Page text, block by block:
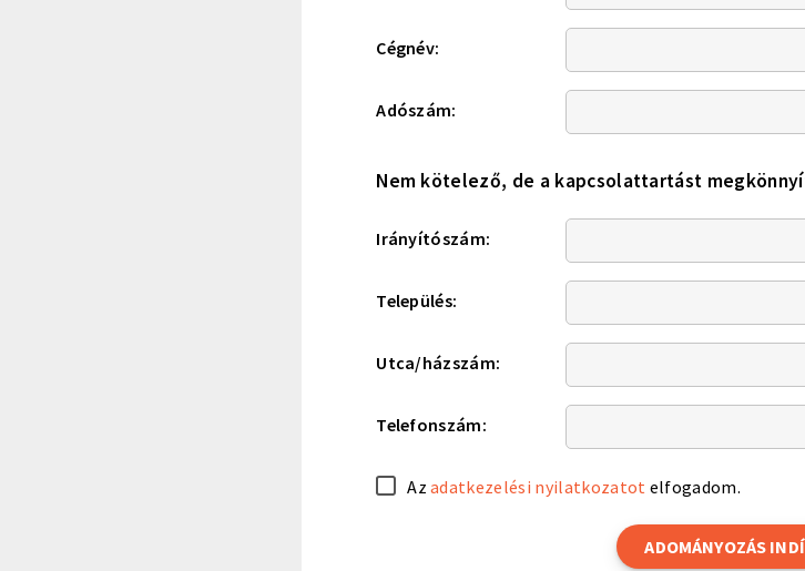
Cégnév:
Adószám:
Nem kötelező, de a kapcsolattartást
Irányítószám:
Település:
Utca/házszám:
Telefonszám:
Azadatkezelési nyilatkozatot elfogadom.
ADOMÁNYOZÁS